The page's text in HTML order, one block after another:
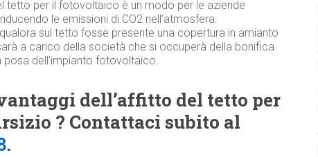
tetto per il fotovoltaico è un modo per le aziende
le emissioni di CO2 nell’atmosfera.
sul tetto fosse presente una copertura in amianto
a carico della società che si occuperà della bonifica
dell’impianto fotovoltaico.
dell’affitto del tetto per
? Contattaci subito al
.